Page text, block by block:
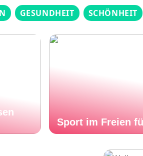
GESUNDHEIT SCHÖNHEIT
Sport im Freien